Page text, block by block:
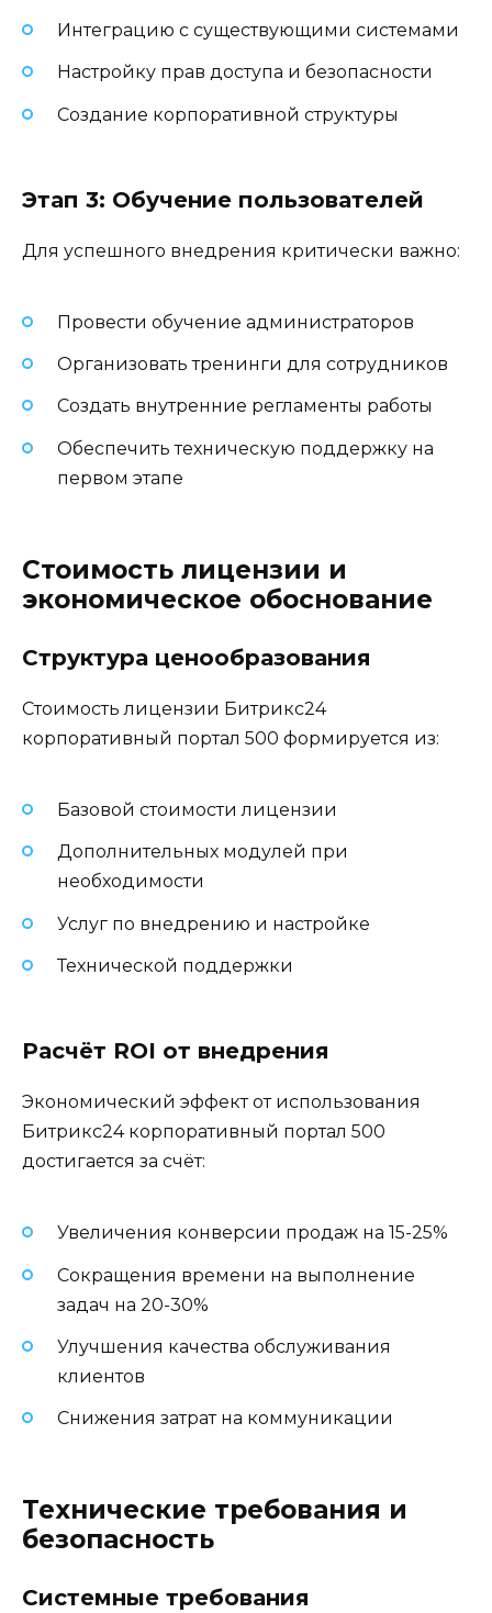
Интеграцию с существующими системами
Настройку прав доступа и безопасности
Создание корпоративной структуры
Этап 3: Обучение пользователей
Для успешного внедрения критически важно:
Провести обучение администраторов
Организовать тренинги для сотрудников
Создать внутренние регламенты работы
Обеспечить техническую поддержку на
первом этапе
Стоимость лицензии и
экономическое обоснование
Структура ценообразования
Стоимость лицензии Битрикс24
корпоративный портал 500 формируется из:
Базовой стоимости лицензии
Дополнительных модулей при
необходимости
Услуг по внедрению и настройке
Технической поддержки
Расчёт ROI от внедрения
Экономический эффект от использования
Битрикс24 корпоративный портал 500
достигается за счёт:
Увеличения конверсии продаж на 15-25%
Сокращения времени на выполнение
задач на 20-30%
Улучшения качества обслуживания
клиентов
Снижения затрат на коммуникации
Технические требования и
безопасность
Системные требования